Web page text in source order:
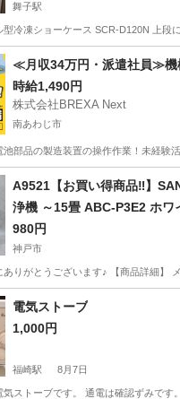
舞子駅
型冷凍ショーケース SCR-D120N 上段
舞子駅 キッチン家電
≪月収34万円・派遣社員≫機
時給1,490円
株式会社BREXA Next
南あわじ市
池部品の製造装置の操作作業！未経
市 その他
A9521【お買い得商品‼】
浄機 ～15畳 ABC-P3E2 ホワ
980円
神戸市
ありがとうございます♪ 【商品詳細】
季節、空調家電
電気ストーブ
1,000円
福崎駅 8月7日
気ストーブです。 通電は確認ずみで